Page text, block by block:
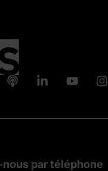
par téléphone